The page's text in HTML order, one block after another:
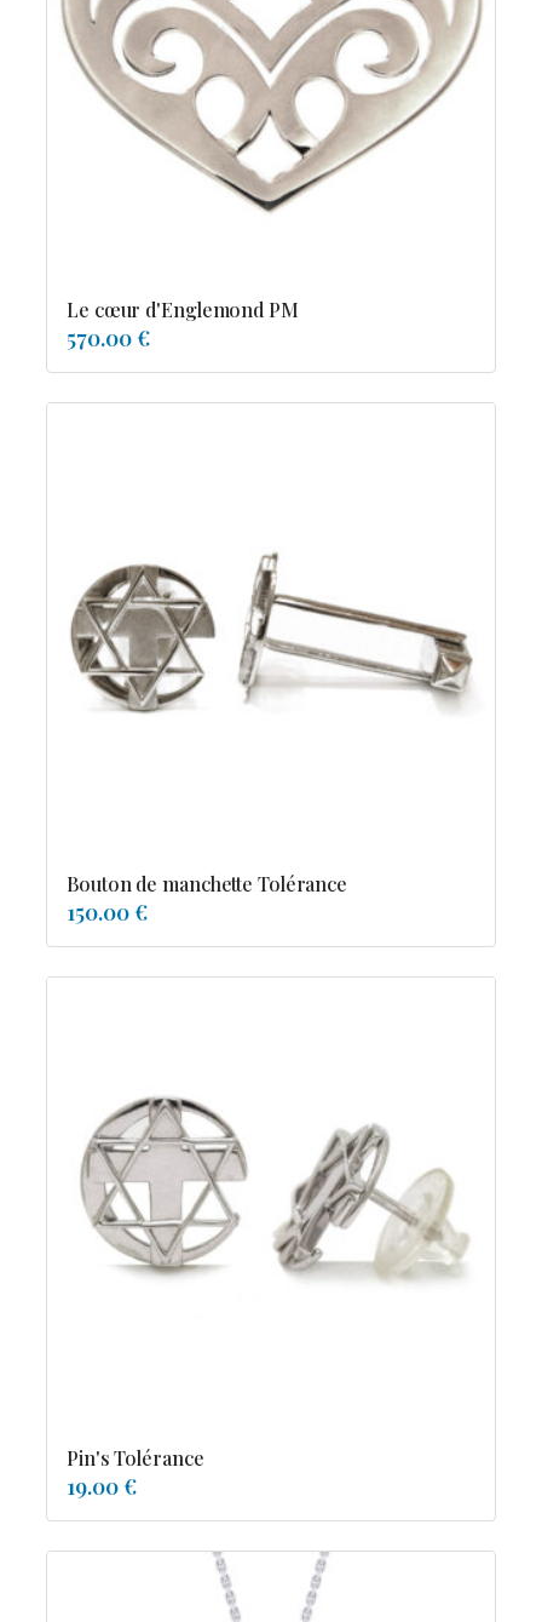
Le cœur d'Englemond PM
570.00 €
Bouton de manchette Tolérance
150.00 €
Pin's Tolérance
19.00 €